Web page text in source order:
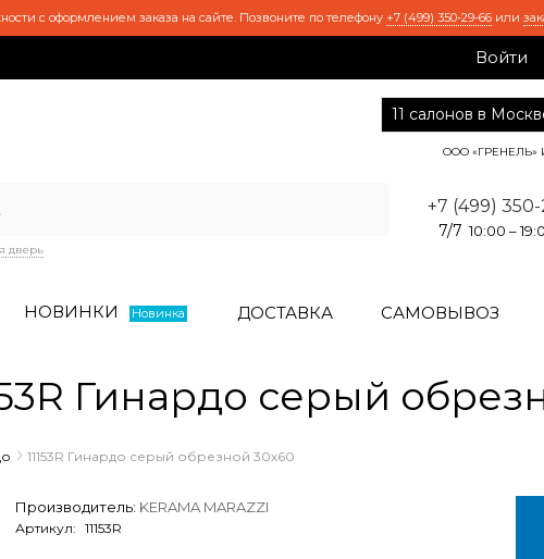
с оформлением заказа на сайте. Позвоните по телефону +7 (499) 350-29-66 или
Войти
11 салонов в
ООО «ГРЕНЕЛЬ»
дверь
+7 (499)
7/7 10:00 –
НОВИНКИ Новинка ДОСТАВКА САМОВЫВОЗ
Гинардо серый
11153R Гинардо серый обрезной 30х60
Производитель: KERAMA MARAZZI
Артикул: 11153R